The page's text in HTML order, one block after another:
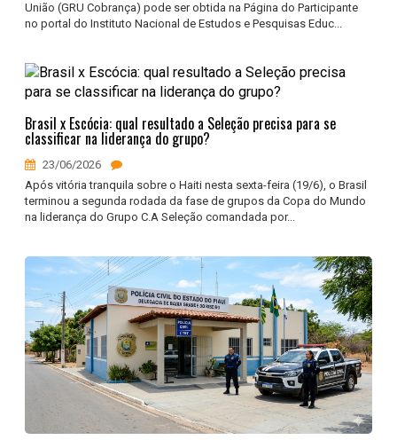
União (GRU Cobrança) pode ser obtida na Página do Participante
no portal do Instituto Nacional de Estudos e Pesquisas Educ...
Brasil x Escócia: qual resultado a Seleção precisa para se
classificar na liderança do grupo?
23/06/2026
Após vitória tranquila sobre o Haiti nesta sexta-feira (19/6), o Brasil
terminou a segunda rodada da fase de grupos da Copa do Mundo
na liderança do Grupo C.A Seleção comandada por...